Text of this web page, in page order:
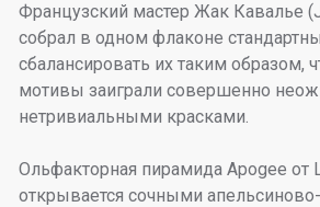
Французский мастер Жак Кавалье
собрал в одном флаконе
сбалансировать их таким образом,
мотивы заиграли совершенно
нетривиальными красками.
Ольфакторная пирамида Apogee от
открывается сочными